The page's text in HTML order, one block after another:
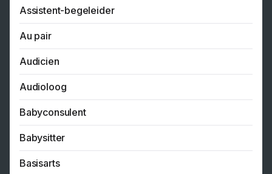
Assistent-begeleider
Au pair
Audicien
Audioloog
Babyconsulent
Babysitter
Basisarts